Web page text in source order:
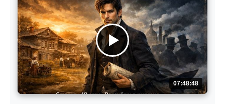
07:48:48